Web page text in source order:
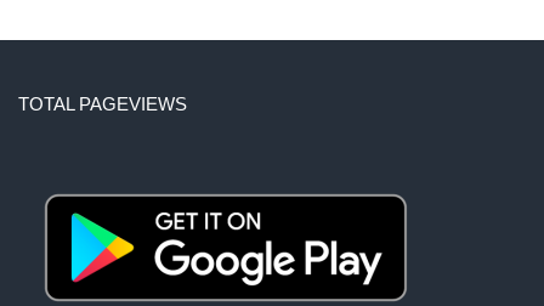
TOTAL PAGEVIEWS